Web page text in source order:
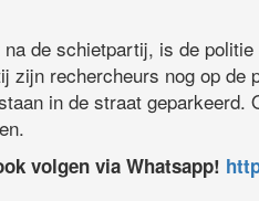
de schietpartij, is de
zijn rechercheurs nog op
in de straat geparkeerd.
volgen via Whatsapp!